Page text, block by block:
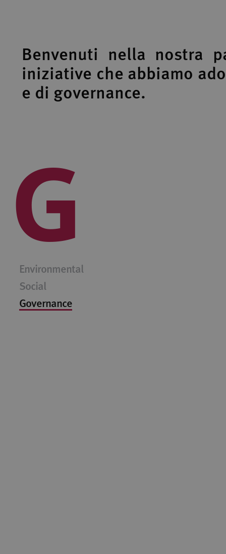
Benvenuti nella nostra
iniziative che abbiamo
e di governance.
G
Environmental
Social
Governance